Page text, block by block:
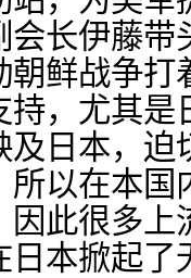
会长伊藤
朝鲜战争打
持，尤其
及日本，
所以在本
因此很多
日本掀起了